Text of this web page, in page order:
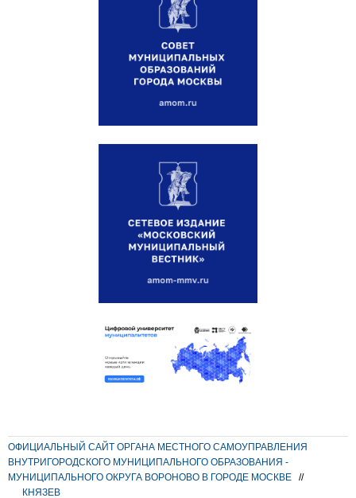
ОФИЦИАЛЬНЫЙ САЙТ ОРГАНА МЕСТНОГО САМОУПРАВЛЕНИЯ
ВНУТРИГОРОДСКОГО МУНИЦИПАЛЬНОГО ОБРАЗОВАНИЯ -
МУНИЦИПАЛЬНОГО ОКРУГА ВОРОНОВО В ГОРОДЕ МОСКВЕ
//
КНЯЗЕВ